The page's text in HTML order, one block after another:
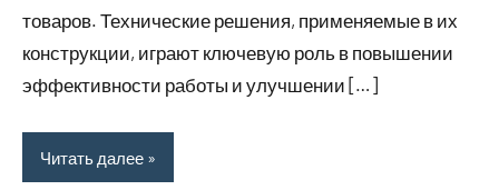
товаров. Технические решения, применяемые в их
конструкции, играют ключевую роль в повышении
эффективности работы и улучшении […]
Читать далее